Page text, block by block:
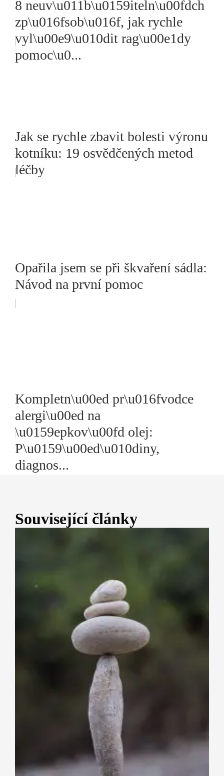
8 neuv\u011b\u0159iteln\u00fdch
zp\u016fsob\u016f, jak rychle
vyl\u00e9\u010dit rag\u00e1dy
pomoc\u0...
Jak se rychle zbavit bolesti výronu
kotníku: 19 osvědčených metod
léčby
Opařila jsem se při škvaření sádla:
Návod na první pomoc
Kompletn\u00ed pr\u016fvodce
alergi\u00ed na
\u0159epkov\u00fd olej:
P\u0159\u00ed\u010diny,
diagnos...
Související články